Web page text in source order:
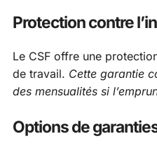
Protection contre
Le CSF offre une
de travail. Cette garantie
des mensualités si
Options de